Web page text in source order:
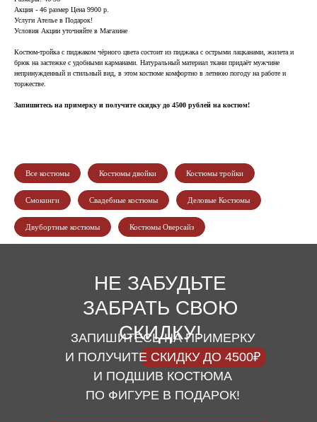
Акция - 46 размер Цена 9900 р.
Услуги Ателье в Подарок!
Условия Акции уточняйте в Магазине
Костюм-тройка с пиджаком чёрного цвета состоит из пиджака с острыми лацканами, жилета и
брюк на застежке с удобными карманами. Натуральный материал ткани придаёт мужчине
непринужденный и стильный вид, в этом костюме комфортно в летнюю погоду на работе и
торжестве.
Запишитесь на примерку и получите скидку до 4500 рублей на костюм!
Все костюмы Костюмы двойки Костюмы тройки
Смокинги Свадебные костюмы Деловые Костюмы
Двубортные костюмы Костюмы Оверсайз
НЕ ЗАБУДЬТЕ
ЗАБРАТЬ СВОЮ
СКИДКУ!
ЗАПИШИТЕСЬ НА ПРИМЕРКУ
И ПОЛУЧИТЕ СКИДКУ ДО 4500₽
И ПОДШИВ КОСТЮМА
ПО ФИГУРЕ В ПОДАРОК!